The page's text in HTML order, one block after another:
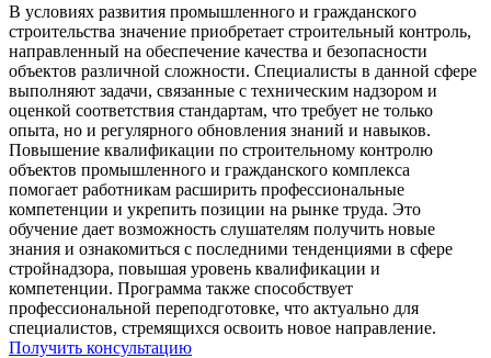
В условиях развития промышленного и гражданского
строительства значение приобретает строительный контроль,
направленный на обеспечение качества и безопасности
объектов различной сложности. Специалисты в данной сфере
выполняют задачи, связанные с техническим надзором и
оценкой соответствия стандартам, что требует не только
опыта, но и регулярного обновления знаний и навыков.
Повышение квалификации по строительному контролю
объектов промышленного и гражданского комплекса
помогает работникам расширить профессиональные
компетенции и укрепить позиции на рынке труда. Это
обучение дает возможность слушателям получить новые
знания и ознакомиться с последними тенденциями в сфере
стройнадзора, повышая уровень квалификации и
компетенции. Программа также способствует
профессиональной переподготовке, что актуально для
специалистов, стремящихся освоить новое направление.
Получить консультацию